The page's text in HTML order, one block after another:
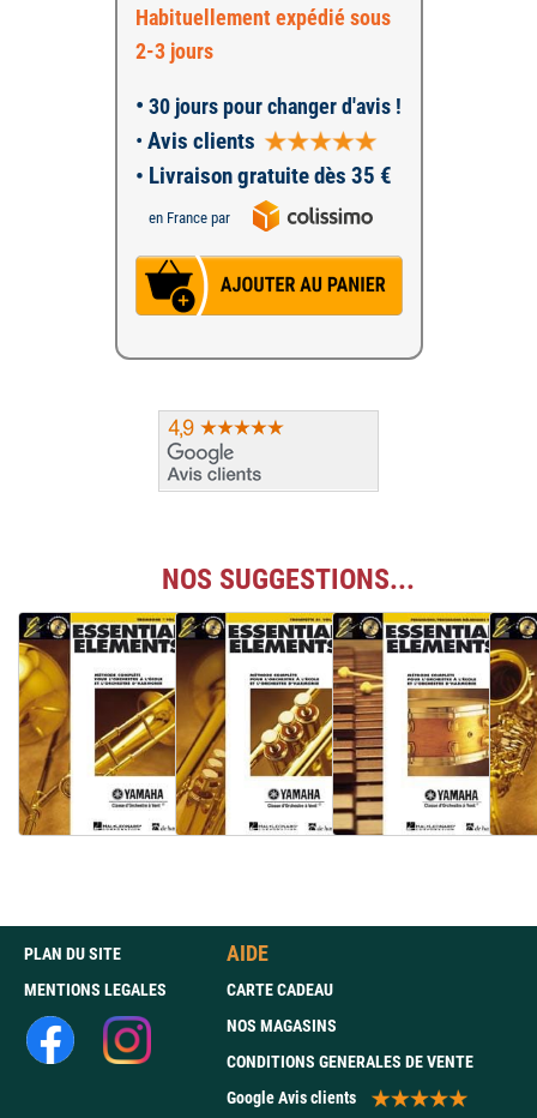
Habituellement expédié sous
2-3 jours
• 30 jours pour changer d'avis !
• Avis clients
• Livraison gratuite dès 35 €
en France par
NOS SUGGESTIONS...
PLAN DU SITE
MENTIONS LEGALES
AIDE
CARTE CADEAU
NOS MAGASINS
CONDITIONS GENERALES DE VENTE
Google Avis clients